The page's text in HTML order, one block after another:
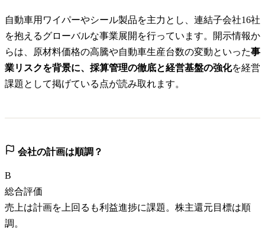
自動車用ワイパーやシール製品を主力とし、連結子会社16社
を抱えるグローバルな事業展開を行っています。開示情報か
らは、原材料価格の高騰や自動車生産台数の変動といった事
業リスクを背景に、採算管理の徹底と経営基盤の強化を経営
課題として掲げている点が読み取れます。
会社の計画は順調？
B
総合評価
売上は計画を上回るも利益進捗に課題。株主還元目標は順
調。